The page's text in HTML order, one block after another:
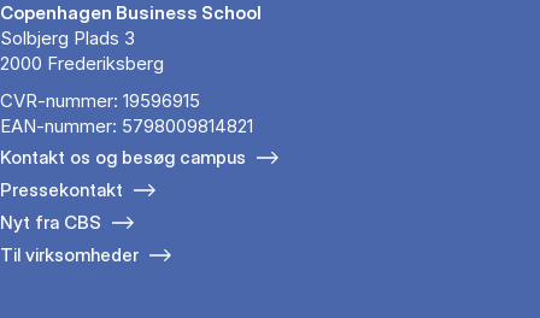
Copenhagen Business School
Solbjerg Plads 3
2000 Frederiksberg
CVR-nummer: 19596915
EAN-nummer: 5798009814821
Kontakt os og besøg campus
Pressekontakt
Nyt fra CBS
Til virksomheder